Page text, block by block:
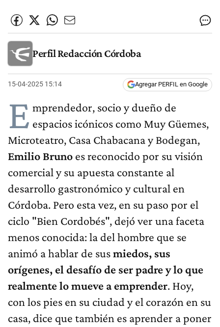
Perfil Redacción Córdoba
15-04-2025 15:14 Agregar PERFIL en Google
E mprendedor, socio y dueño de
espacios icónicos como Muy Güemes,
Microteatro, Casa Chabacana y Bodegan,
Emilio Bruno es reconocido por su visión
comercial y su apuesta constante al
desarrollo gastronómico y cultural en
Córdoba. Pero esta vez, en su paso por el
ciclo "Bien Cordobés", dejó ver una faceta
menos conocida: la del hombre que se
animó a hablar de susmiedos, sus
orígenes, el desafío de ser padre y lo que
realmente lo mueve a emprender. Hoy,
con los pies en su ciudad y el corazón en su
casa, dice que también es aprender a poner